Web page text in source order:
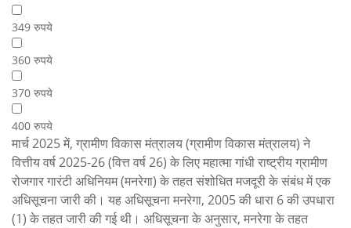
349 रुपये
360 रुपये
370 रुपये
400 रुपये
मार्च 2025 में, ग्रामीण विकास मंत्रालय (ग्रामीण विकास मंत्रालय) ने
वित्तीय वर्ष 2025-26 (वित्त वर्ष 26) के लिए महात्मा गांधी राष्ट्रीय ग्रामीण
रोजगार गारंटी अधिनियम (मनरेगा) के तहत संशोधित मजदूरी के संबंध में एक
अधिसूचना जारी की। यह अधिसूचना मनरेगा, 2005 की धारा 6 की उपधारा
(1) के तहत जारी की गई थी। अधिसूचना के अनुसार, मनरेगा के तहत